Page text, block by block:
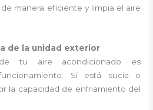
manera eficiente y limpia el aire
de la unidad exterior
tu aire acondicionado es
Si está sucia o
la capacidad de enfriamiento del